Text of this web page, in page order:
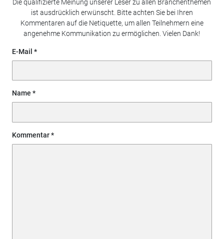
Die qualifizierte Meinung unserer Leser zu allen Branchenthemen
ist ausdrücklich erwünscht. Bitte achten Sie bei Ihren
Kommentaren auf die Netiquette, um allen Teilnehmern eine
angenehme Kommunikation zu ermöglichen. Vielen Dank!
E-Mail
Name
Kommentar